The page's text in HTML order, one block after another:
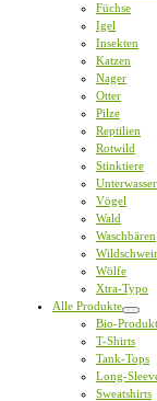
Füchse
Igel
Insekten
Katzen
Nager
Otter
Pilze
Reptilien
Rotwild
Stinktiere
Unterwasser
Vögel
Wald
Waschbären
Wölfe
Xtra-Typo
Alle Produkte
Bio-
T-Shirts
Tank-Tops
Long-
Sweatshirts